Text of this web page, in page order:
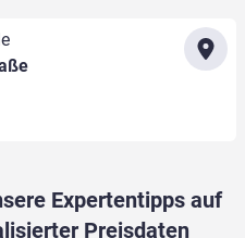
Expertentipps auf
Preisdaten